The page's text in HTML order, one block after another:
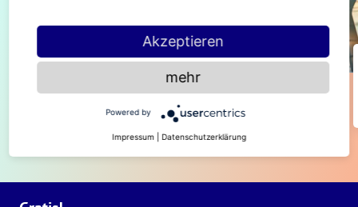
BODY & SOUL
Wie man einen Schutzzauber spricht
Akzeptieren
mehr
Powered by
Impressum Datenschutzerklärung